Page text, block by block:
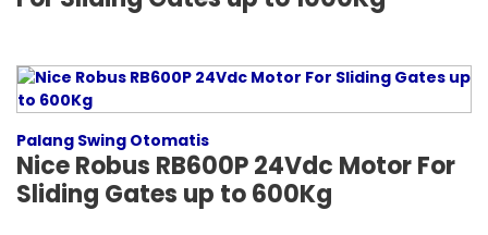
Palang Swing Otomatis
Nice Robus RB600P 24Vdc Motor For
Sliding Gates up to 600Kg